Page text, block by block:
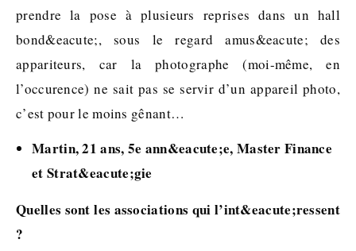
prendre la pose à plusieurs reprises dans un hall
bond&eacute;, sous le regard amus&eacute; des
appariteurs, car la photographe (moi-même, en
l’occurence) ne sait pas se servir d’un appareil photo,
c’est pour le moins gênant…
Martin, 21 ans, 5e ann&eacute;e, Master Finance
et Strat&eacute;gie
Quelles sont les associations qui l’int&eacute;ressent
?